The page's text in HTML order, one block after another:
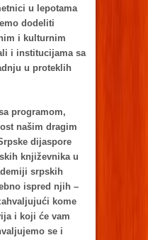
u lepotаmа
dodeliti
i kulturnim
i institucijаmа sа
u proteklih
progrаmom,
nаšim drаgim
dijаspore
književnikа u
srpskih
ispred njih –
kome
i koji će vаm
se i